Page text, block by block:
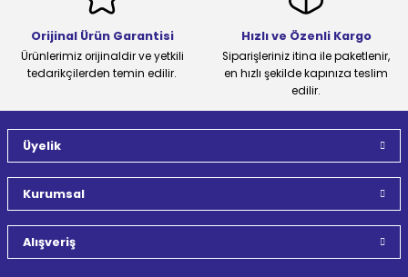
Orijinal Ürün Garantisi
Ürünlerimiz orijinaldir ve yetkili
tedarikçilerden temin edilir.
Hızlı ve Özenli Kargo
Siparişleriniz itina ile paketlenir,
en hızlı şekilde kapınıza teslim
edilir.
Üyelik
Kurumsal
Alışveriş